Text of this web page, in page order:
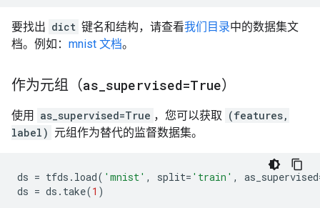
要找出 dict 键名和结构，请查看我们目录中的数据集文
档。例如： mnist 文档。
作为元组（as supervised=True）
使用 as_supervised=True ，您可以获取 (features,
label) 元组作为替代的监督数据集。
ds = tfds . load( 'mnist' , split= 'train' , as_supervised
ds = ds . take(1 )